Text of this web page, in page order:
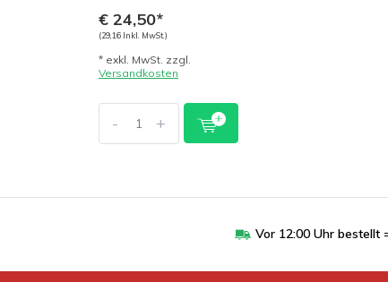
€ 24,50*
(29,16 Inkl. MwSt.)
* exkl. MwSt. zzgl.
Versandkosten
- +
Vor 12:00 Uhr bestellt